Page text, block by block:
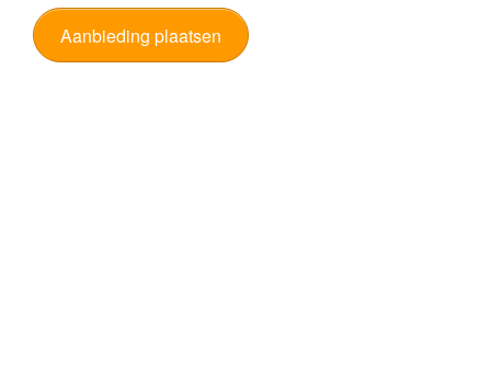
Aanbieding plaatsen